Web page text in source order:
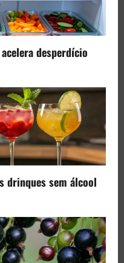
desperdício
drinques sem álcool